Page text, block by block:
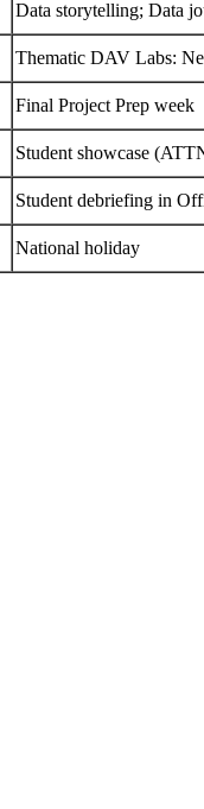
Data storytelling; Data
Thematic DAV Labs:
Final Project Prep week
Student showcase
Student debriefing in
National holiday